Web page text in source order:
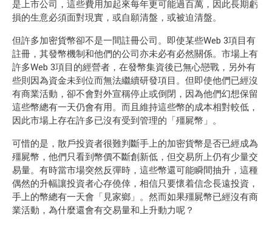
是上市公司，這些費用加起來每年更可能過百萬，因此長期虧
損的生意必須面對現實，或自願清盤，或被迫清盤。
但許多加密貨幣卻不是一間註冊公司。即使某些Web 3項目有
註冊，其發幣機制和他們的公司亦未必有必然關係。市場上有
許多Web 3項目的經營者，在發幣集資後已無心戀戰，另外有
些則因為資金未到位而無法繼續研發項目。但即使他們已經沒
有商業活動，卻不會對外宣稱停止或倒閉，因為他們幻想保留
這些幣總有一天仍會有用。而且維持這些幣的成本相對較低，
因此市場上存在許多已沒有受到管理的「殭屍幣」。
可惜的是，散戶投資者很難判斷手上的加密貨幣是否已經成為
殭屍幣，他們只看到幣價不斷創新低，但交易所上仍有少量交
易量。有時當市場突然反彈時，這些幣還可能瞬間抽升，這種
偶然的升幅讓投資者心存僥倖，相信只要懷着信念長遠投資，
手上的幣總有一天會「見家鄉」。然而如果殭屍幣已經沒有商
業活動，為什麼還會有交易量和上升動力呢？